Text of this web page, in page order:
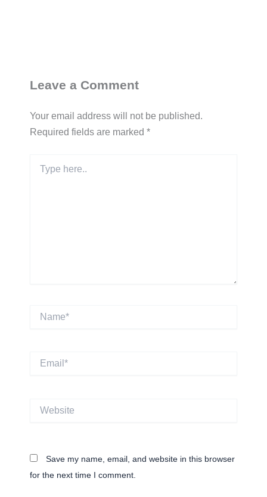
Leave a Comment
Your email address will not be published.
Required fields are marked *
here..
Email*
Website
Save my name, email, and website in this browser
for the next time I comment.